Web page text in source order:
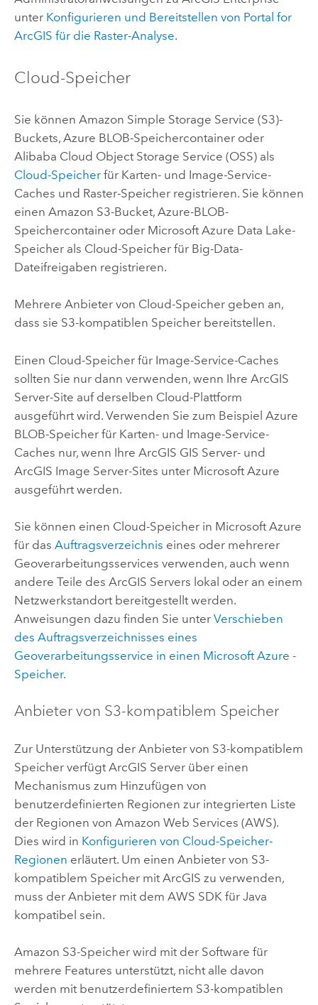
unter Konfigurieren und Bereitstellen von Portal for
ArcGIS für die Raster-Analyse.
Cloud-Speicher
Sie können Amazon Simple Storage Service (S3)-
Buckets, Azure BLOB-Speichercontainer oder
Alibaba Cloud Object Storage Service (OSS)als
Cloud-Speicherfür Karten- und Image-Service-
Caches und Raster-Speicher registrieren. Sie können
einen Amazon S3-Bucket, Azure-BLOB-
Speichercontainer oder Microsoft Azure Data Lake-
Speicher als Cloud-Speicher für Big-Data-
Dateifreigaben registrieren.
Mehrere Anbieter von Cloud-Speicher geben an,
dass sie S3-kompatiblen Speicher bereitstellen.
Einen Cloud-Speicher für Image-Service-Caches
sollten Sie nur dann verwenden, wenn Ihre ArcGIS
Server-Site auf derselben Cloud-Plattform
ausgeführt wird. Verwenden Sie zum Beispiel Azure
BLOB-Speicher für Karten- und Image-Service-
Caches nur, wenn Ihre ArcGIS GIS Server- und
ArcGIS Image Server-Sites unter Microsoft Azure
ausgeführt werden.
Sie können einen Cloud-Speicher in Microsoft Azure
für das Auftragsverzeichnis eines oder mehrerer
Geoverarbeitungsservices verwenden, auch wenn
andere Teile des ArcGIS Servers lokal oder an einem
Netzwerkstandort bereitgestellt werden.
Anweisungen dazu finden Sie unter Verschieben
des Auftragsverzeichnisses eines
Geoverarbeitungsservice in einen Microsoft Azure -
Speicher.
Anbieter von S3-kompatiblem Speicher
Zur Unterstützung der Anbieter von S3-kompatiblem
Speicher verfügt ArcGIS Serverüber einen
Mechanismus zum Hinzufügen von
benutzerdefinierten Regionen zur integrierten Liste
der Regionen von Amazon Web Services (AWS).
Dies wird in Konfigurieren von Cloud-Speicher-
Regionen erläutert. Um einen Anbieter von S3-
kompatiblem Speicher mit ArcGIS zu verwenden,
muss der Anbieter mit dem AWS SDK für Java
kompatibel sein.
Amazon S3-Speicher wird mit der Software für
mehrere Features unterstützt, nicht alle davon
werden mit benutzerdefiniertem S3-kompatiblen